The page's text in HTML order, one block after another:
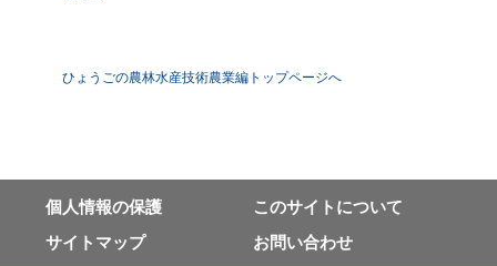
ひょうごの農林水産技術農業編トップページへ
個⼈情報の保護
このサイトについて
サイトマップ
お問い合わせ